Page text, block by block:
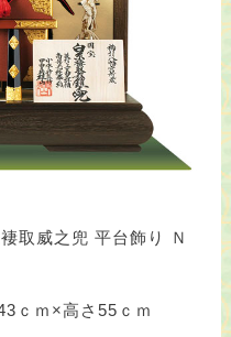
取威之兜 平台飾り Ｎ
ｃｍ×高さ55ｃｍ